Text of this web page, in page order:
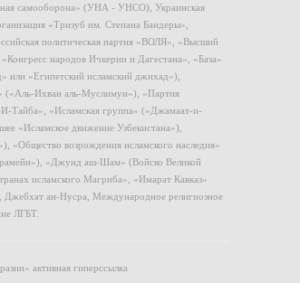
самооборона» (УНА - УНСО), Украинская
«Тризуб им. Степана Бандеры»,
политическая партия «ВОЛЯ», «Высший
народов Ичкерии и Дагестана», «База»
«Египетский исламский джихад»),
(«Аль-Ихван аль-Муслимун»), «Партия
Тайба», «Исламская группа» («Джамаат-и-
«Исламское движение Узбекистана»),
возрождения исламского наследия»
«Джунд аш-Шам» (Войско Великой
исламского Магриба», «Имарат Кавказ»
ан-Нусра, Международное религиозное
ЛГБТ.
активная гиперссылка